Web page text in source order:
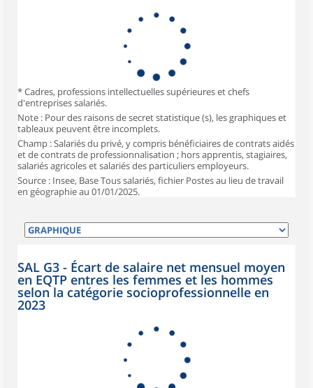
* Cadres, professions intellectuelles supérieures et chefs
d'entreprises salariés.
Note : Pour des raisons de secret statistique (s), les graphiques et
tableaux peuvent être incomplets.
Champ : Salariés du privé, y compris bénéficiaires de contrats aidés
et de contrats de professionnalisation ; hors apprentis, stagiaires,
salariés agricoles et salariés des particuliers employeurs.
Source : Insee, Base Tous salariés, fichier Postes au lieu de travail
en géographie au 01/01/2025.
SAL G3 - Écart de salaire net mensuel moyen
en EQTP entres les femmes et les hommes
selon la catégorie socioprofessionnelle en
2023